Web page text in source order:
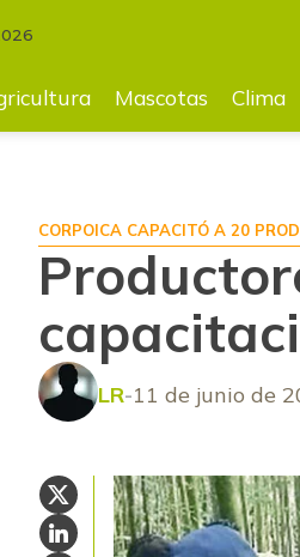
de caucho reciben capacitación en
Mascotas Clima
CORPOICA CAPACITÓ A 20
LR 11 de junio de